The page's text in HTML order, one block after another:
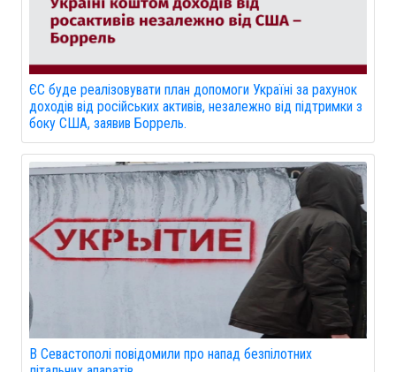
ЄС буде реалізовувати план допомоги Україні за рахунок
доходів від російських активів, незалежно від підтримки з
боку США, заявив Боррель.
В Севастополі повідомили про напад безпілотних